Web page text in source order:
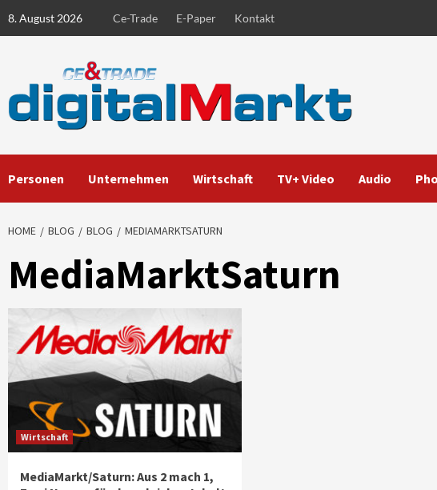
8. August 2026 Ce-Trade E-Paper Kontakt
Personen Unternehmen Wirtschaft TV+ Video Audio
HOME BLOG BLOG MEDIAMARKTSATURN
MediaMarktSaturn
Wirtschaft
MediaMarkt/Saturn: Aus 2 mach 1,